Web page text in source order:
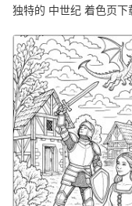
独特的 中世纪 着色页下